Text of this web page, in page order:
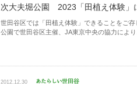
次大夫堀公園 2023「田植え体験」
世田谷区では「田植え体験」できることをご
公園で世田谷区主催、JA東京中央の協力によ
2012.12.30